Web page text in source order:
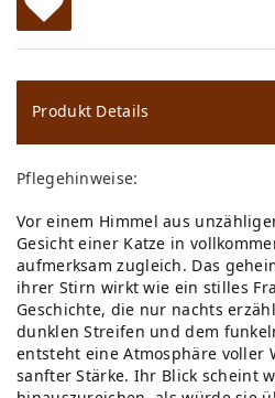
W
u
ns
ch
lis
te
Produkt Details
Pflegehinweise:
Vor einem Himmel aus
Gesicht einer Katze in
aufmerksam zugleich. Das
ihrer Stirn wirkt wie ein stilles
Geschichte, die nur nachts
dunklen Streifen und dem
entsteht eine Atmosphäre voller
sanfter Stärke. Ihr Blick scheint